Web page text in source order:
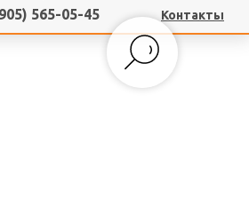
565-05-45
Контакты